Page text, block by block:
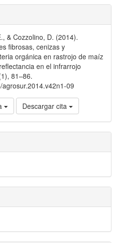
& Cozzolino, D. (2014).
fibrosas, cenizas y
orgánica en rastrojo de maíz
en el infrarrojo
81–86.
09
Descargar cita